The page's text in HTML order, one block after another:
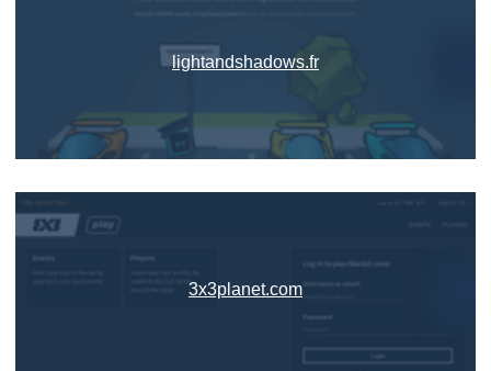
lightandshadows.fr
3x3planet.com